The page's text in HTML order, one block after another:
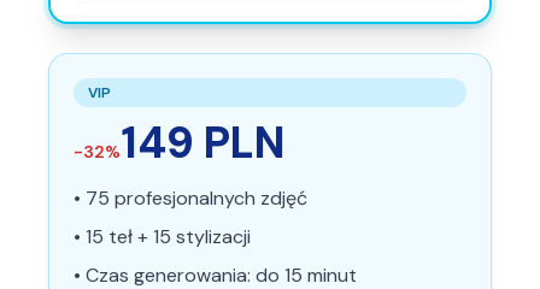
VIP
-32%149 PLN
• 75 profesjonalnych zdjęć
• 15 teł+15 stylizacji
• Czas generowania: do 15 minut